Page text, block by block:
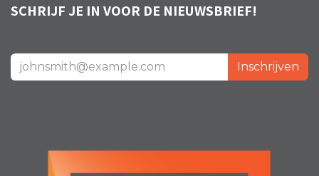
SCHRIJF JE IN VOOR DE NIEUWSBRIEF!
Inschrijven